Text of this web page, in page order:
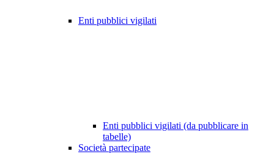
Enti pubblici vigilati
Enti pubblici vigilati (da pubblicare in
tabelle)
Società partecipate